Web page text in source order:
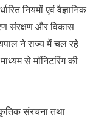
नियमों एवं वैज्ञानिक
संरक्षण और विकास
ने राज्य में चल रहे
से मॉनिटरिंग की
संरचना तथा